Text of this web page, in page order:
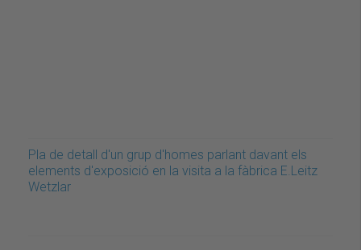
Pla de detall d'un grup d'homes parlant davant els
elements d'exposició en la visita a la fàbrica E.Leitz
Wetzlar